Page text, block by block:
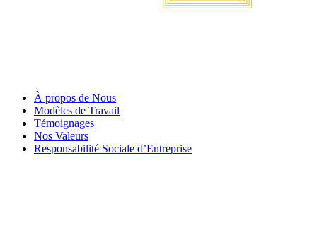
À propos de Nous
Modèles de Travail
Témoignages
Nos Valeurs
Responsabilité Sociale d’Entreprise